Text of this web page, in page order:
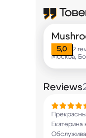
5,0 2
Москва,
Reviews